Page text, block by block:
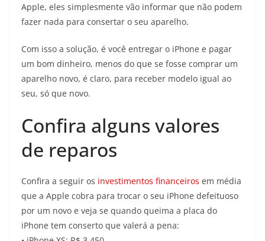
Apple, eles simplesmente vão informar que não podem
fazer nada para consertar o seu aparelho.
Com isso a solução, é você entregar o iPhone e pagar
um bom dinheiro, menos do que se fosse comprar um
aparelho novo, é claro, para receber modelo igual ao
seu, só que novo.
Confira alguns valores
de reparos
Confira a seguir os investimentos financeiros em média
que a Apple cobra para trocar o seu iPhone defeituoso
por um novo e veja se quando queima a placa do
iPhone tem conserto que valerá a pena: